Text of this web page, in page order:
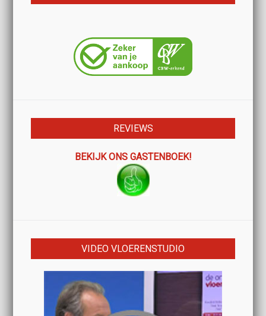
REVIEWS
BEKIJK ONS GASTENBOEK!
VIDEO VLOERENSTUDIO